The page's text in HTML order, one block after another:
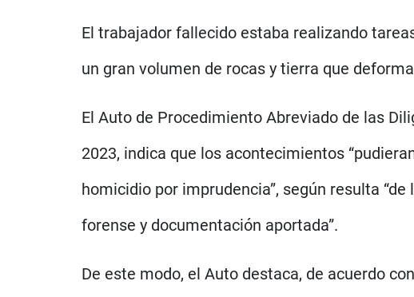
El trabajador fallecido estaba realizando
un gran volumen de rocas y tierra que
El Auto de Procedimiento Abreviado de las
2023, indica que los acontecimientos
homicidio por imprudencia”, según resulta
forense y documentación aportada”.
De este modo, el Auto destaca, de acuerdo